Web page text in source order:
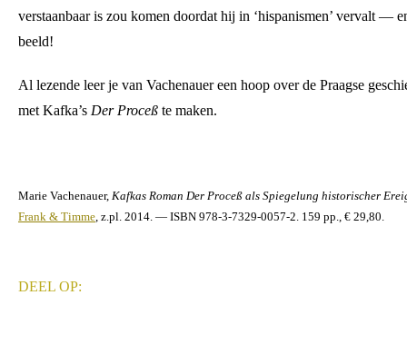
verstaanbaar is zou komen doordat hij in ‘hispanismen’ vervalt —
beeld!
Al lezende leer je van Vachenauer een hoop over de Praagse
met Kafka’s Der Proceß te maken.
Marie Vachenauer, Kafkas Roman Der Proceß als Spiegelung historischer
Frank & Timme, z.pl. 2014. — ISBN 978-3-7329-0057-2. 159 pp., € 29,80.